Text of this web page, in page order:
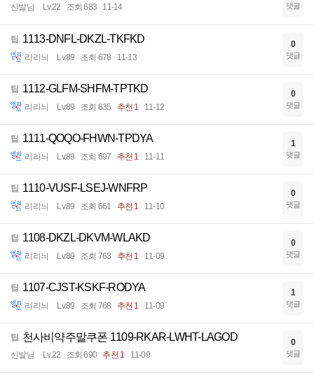
신발님 Lv.22 조회 683 11-14 댓글
팁 1113-DNFL-DKZL-TKFKD
리리늬 Lv.89 조회 678 11-13
0
댓글
팁 1112-GLFM-SHFM-TPTKD
리리늬 Lv.89 조회 635 추천 1 11-12
0
댓글
팁 1111-QOQO-FHWN-TPDYA
리리늬 Lv.89 조회 697 추천 1 11-11
1
댓글
팁 1110-VUSF-LSEJ-WNFRP
리리늬 Lv.89 조회 661 추천 1 11-10
0
댓글
팁 1108-DKZL-DKVM-WLAKD
리리늬 Lv.89 조회 763 추천 1 11-09
0
댓글
팁 1107-CJST-KSKF-RODYA
리리늬 Lv.89 조회 768 추천 1 11-09
1
댓글
팁 천사비약주말쿠폰 1109-RKAR-LWHT-LAGOD
신발님 Lv.22 조회 690 추천 1 11-09
0
댓글